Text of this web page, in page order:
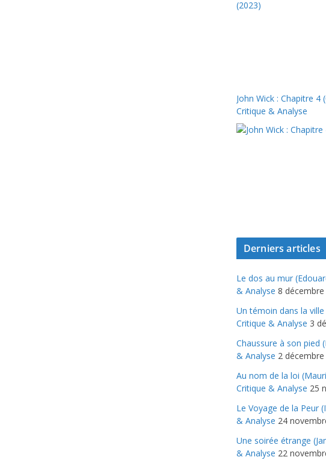
John Wick : Chapitre 4
Critique & Analyse
Derniers articles
Le dos au mur
& Analyse 8 décembre
Un témoin dans la
Critique & Analyse 3
Chaussure à son pied
& Analyse 2
Au nom de la loi
Critique & Analyse 25
Le Voyage de la Peur
& Analyse 24
Une soirée étrange
& Analyse 22